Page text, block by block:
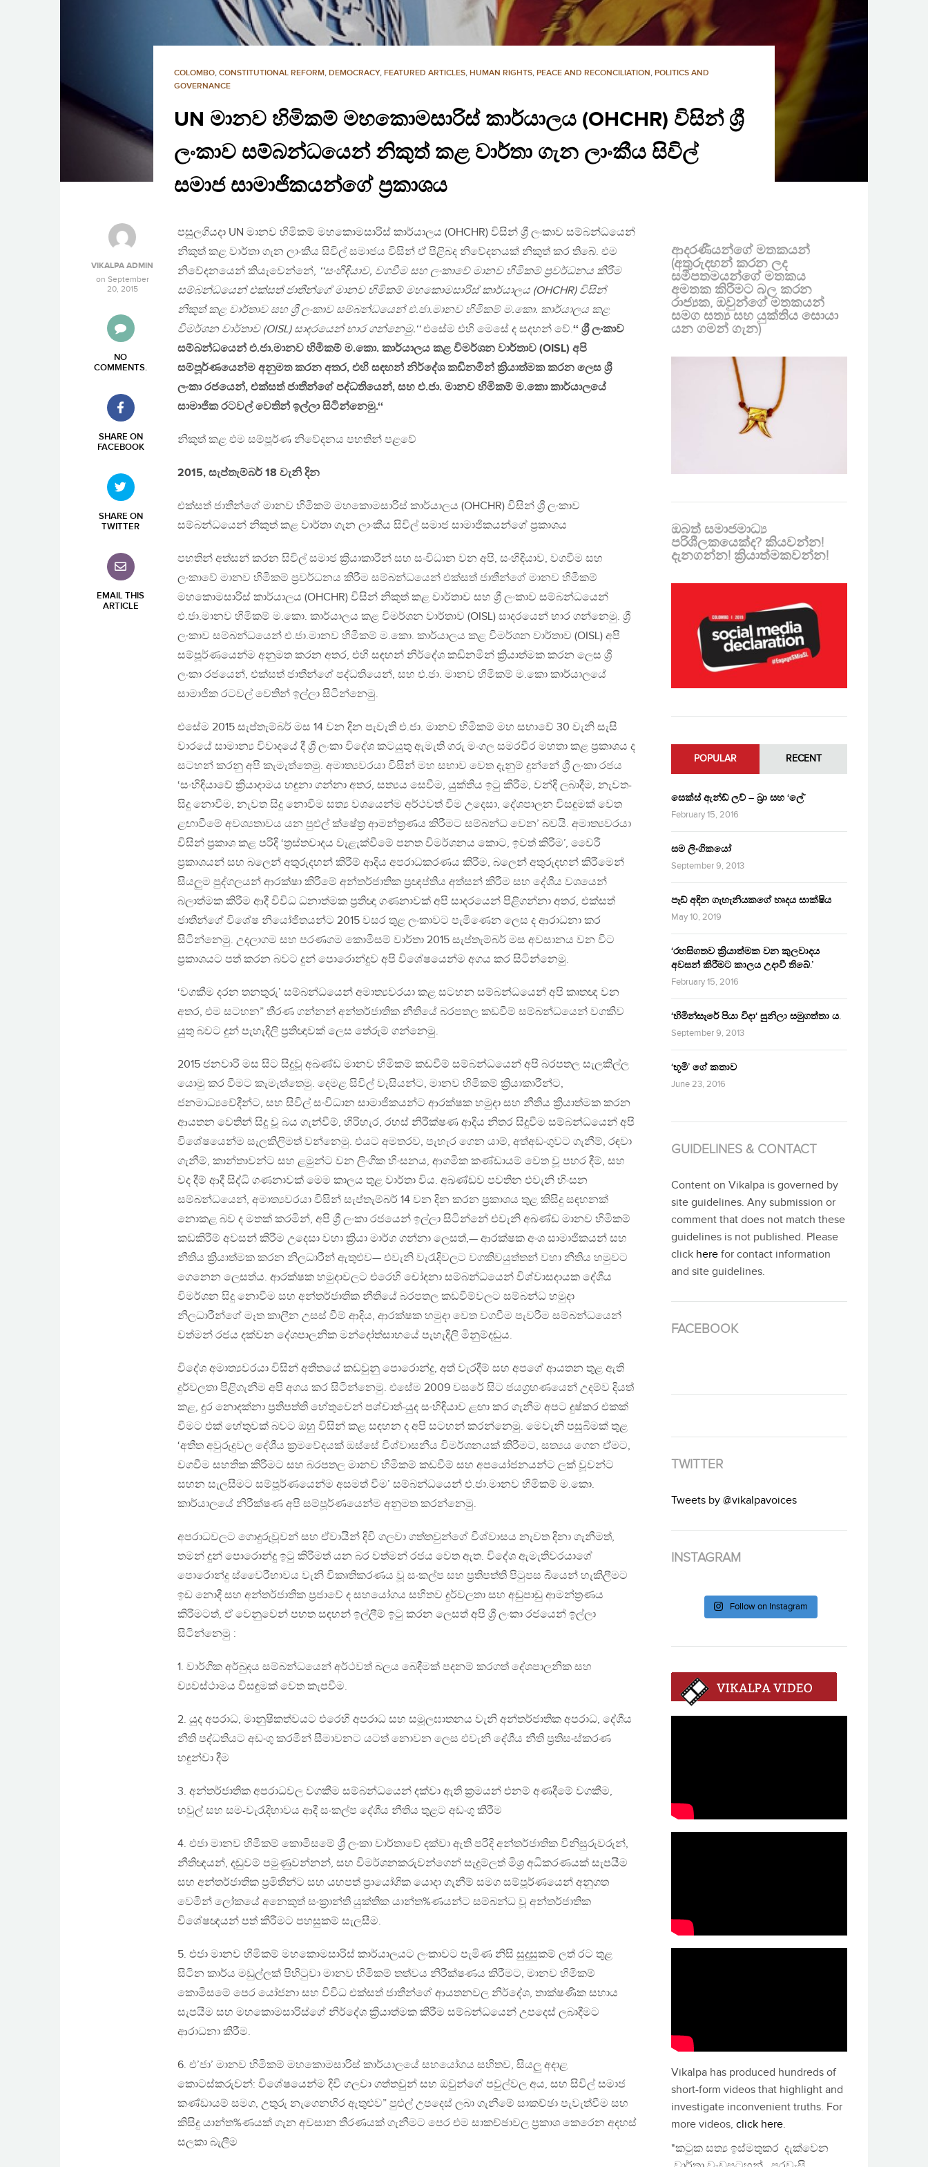
COLOMBO, CONSTITUTIONAL REFORM, DEMOCRACY, FEATURED ARTICLES, HUMAN RIGHTS, PEACE AND RECONCILIATION, POLITICS AND
GOVERNANCE
UN මානව හිමිකම් මහකොමසාරිස් කාර්යාලය (OHCHR) විසින් ශ්‍රී
ලංකාව සම්බන්ධයෙන් නිකුත් කළ වාර්තා ගැන ලාංකීය සිවිල්
සමාජ සාමාජිකයන්ගේ ප්‍රකාශය
VIKALPA ADMIN
on September
20, 2015
NO
COMMENTS.
SHARE ON
FACEBOOK
SHARE ON
TWITTER
EMAIL THIS
ARTICLE
පසුලගියදා UN මානව හිමිකම් මහකොමසාරිස් කාර්යාලය (OHCHR) විසින් ශ්‍රී ලංකාව සම්බන්ධයෙන්
නිකුත් කළ වාර්තා ගැන ලාංකීය සිවිල් සමාජය විසින් ඒ පිළිබද නිවේදනයක් නිකුත් කර තිබේ. එම
නිවේදනයෙන් කියැවෙන්නේ, ‘‘සංහිඳියාව, වගවීම සහ ලංකාවේ මානව හිමිකම් ප්‍රවර්ධනය කිරීම
සම්බන්ධයෙන් එක්සත් ජාතීන්ගේ මානව හිමිකම් මහකොමසාරිස් කාර්යාලය (OHCHR) විසින්
නිකුත් කළ වාර්තාව සහ ශ්‍රී ලංකාව සම්බන්ධයෙන් එ.ජා.මානව හිමිකම් ම.කො. කාර්යාලය කළ
විමර්ශන වාර්තාව (OISL) සාදරයෙන් භාර ගන්නෙමු.‘‘එසේම එහි මෙසේ ද සදහන් වේ.‘‘ ශ්‍රී ලංකාව
සම්බන්ධයෙන් එ.ජා.මානව හිමිකම් ම.කො. කාර්යාලය කළ විමර්ශන වාර්තාව (OISL) අපි
සම්පූර්ණයෙන්ම අනුමත කරන අතර, එහි සඳහන් නිර්දේශ කඩිනමින් ක්‍රියාත්මක කරන ලෙස ශ්‍රී
ලංකා රජයෙන්, එක්සත් ජාතීන්ගේ පද්ධතියෙන්, සහ එ.ජා. මානව හිමිකම් ම.කො කාර්යාලයේ
සාමාජික රටවල් වෙතින් ඉල්ලා සිටින්නෙමු.‘‘
නිකුත් කළ එම සම්පූර්ණ නිවේදනය පහතින් පළවේ
2015, සැප්තැම්බර් 18 වැනි දින
එක්සත් ජාතීන්ගේ මානව හිමිකම් මහකොමසාරිස් කාර්යාලය (OHCHR) විසින් ශ්‍රී ලංකාව
සම්බන්ධයෙන් නිකුත් කළ වාර්තා ගැන ලාංකීය සිවිල් සමාජ සාමාජිකයන්ගේ ප්‍රකාශය
පහතින් අත්සන් කරන සිවිල් සමාජ ක්‍රියාකාරීන් සහ සංවිධාන වන අපි, සංහිඳියාව, වගවීම සහ
ලංකාවේ මානව හිමිකම් ප්‍රවර්ධනය කිරීම සම්බන්ධයෙන් එක්සත් ජාතීන්ගේ මානව හිමිකම්
මහකොමසාරිස් කාර්යාලය (OHCHR) විසින් නිකුත් කළ වාර්තාව සහ ශ්‍රී ලංකාව සම්බන්ධයෙන්
එ.ජා.මානව හිමිකම් ම.කො. කාර්යාලය කළ විමර්ශන වාර්තාව (OISL) සාදරයෙන් භාර ගන්නෙමු. ශ්‍රී
ලංකාව සම්බන්ධයෙන් එ.ජා.මානව හිමිකම් ම.කො. කාර්යාලය කළ විමර්ශන වාර්තාව (OISL) අපි
සම්පූර්ණයෙන්ම අනුමත කරන අතර, එහි සඳහන් නිර්දේශ කඩිනමින් ක්‍රියාත්මක කරන ලෙස ශ්‍රී
ලංකා රජයෙන්, එක්සත් ජාතීන්ගේ පද්ධතියෙන්, සහ එ.ජා. මානව හිමිකම් ම.කො කාර්යාලයේ
සාමාජික රටවල් වෙතින් ඉල්ලා සිටින්නෙමු.
එසේම 2015 සැප්තැම්බර් මස 14 වන දින පැවැති එ.ජා. මානව හිමිකම් මහ සභාවේ 30 වැනි සැසි
වාරයේ සාමාන්‍ය විවාදයේ දී ශ්‍රී ලංකා විදේශ කටයුතු ඇමැති ගරු මංගල සමරවීර මහතා කළ ප්‍රකාශය ද
සටහන් කරනු අපි කැමැත්තෙමු. අමාත්‍යවරයා විසින් මහ සභාව වෙත දැනුම් දුන්නේ ශ්‍රී ලංකා රජය
‘සංහිඳියාවේ ක්‍රියාදාමය හඳුනා ගන්නා අතර, සත්‍යය සෙවීම, යුක්තිය ඉටු කිරීම, වන්දි ලබාදීම, නැවත-
සිදු නොවීම, නැවත සිදු නොවීම සත්‍ය වශයෙන්ම අර්ථවත් වීම උදෙසා, දේශපාලන විසඳුමක් වෙත
ළඟාවීමේ අවශ්‍යතාවය යන පුළුල් ක්ෂේත්‍ර ආමන්ත්‍රණය කිරීමට සම්බන්ධ වෙන’ බවයි. අමාත්‍යවරයා
විසින් ප්‍රකාශ කළ පරිදි ‘ත්‍රස්තවාදය වැළැක්වීමේ පනත විමර්ශනය ‍කොට, ඉවත් කිරීම’, වෛරී
ප්‍රකාශයන් සහ බලෙන් අතුරුදහන් කිරීම් ආදිය අපරාධකරණය කිරීම, බලෙන් අතුරුදහන් කිරීමෙන්
සියලුම පුද්ගලයන් ආරක්ෂා කිරීමේ අන්තර්ජාතික ප්‍රඥප්තිය අත්සන් කිරීම සහ දේශීය වශයෙන්
බලාත්මක කිරීම ආදී විවිධ ධනාත්මක ප්‍රතිඥා ගණනාවක් අපි සාදරයෙන් පිළිගන්නා අතර, එක්සත්
ජාතීන්ගේ විශේෂ නියෝජිතයන්ට 2015 වසර තුළ ලංකාවට පැමිණෙන ලෙස ද ආරාධනා කර
සිටින්නෙමු. උදලාගම සහ පරණගම කොමිසම් වාර්තා 2015 සැප්තැම්බර් මස අවසානය වන විට
ප්‍රකාශයට පත් කරන බවට දුන් පොරොන්දුව අපි විශේෂයෙන්ම අගය කර සිටින්නෙමු.
‘වගකීම දරන තනතුරු’ සම්බන්ධයෙන් අමාත්‍යවරයා කළ සටහන සම්බන්ධයෙන් අපි කෘතඥ වන
අතර, එම සටහන” තීරණ ගන්නන් අන්තර්ජාතික නීතියේ බරපතල කඩවීම් සම්බන්ධයෙන් වගකිව
යුතු බවට දුන් පැහැදිලි ප්‍රතිඥාවක් ලෙස තේරුම් ගන්නෙමු.
2015 ජනවාරි මස සිට සිදුවූ අඛණ්ඩ මානව හිමිකම් කඩවීම් සම්බන්ධයෙන් අපි බරපතල සැලකිල්ල
යොමු කර වීමට කැමැත්තෙමු. දෙමළ සිවිල් වැසියන්ට, මානව හිමිකම් ක්‍රියාකාරීන්ට,
ජනමාධ්‍යවේදීන්ට, සහ සිවිල් සංවිධාන සාමාජිකයන්ට ආරක්ෂක හමුදා සහ නීතිය ක්‍රියාත්මක කරන
ආයතන වෙතින් සිදු වූ බය ගැන්වීම්, හිරිහැර, රහස් නිරීක්ෂණ ආදිය නිතර සිදුවීම සම්බන්ධයෙන් අපි
විශේෂයෙන්ම සැලකිලිමත් වන්නෙමු. එයට අමතරව, පැහැර ගෙන යාම්, අත්අඩංගුවට ගැනීම්, රඳවා
ගැනීම්, කාන්තාවන්ට සහ ළමුන්ට වන ලිංගික හිංසනය, ආගමික කණ්ඩායම් වෙත වූ පහර දීම්, සහ
වද දීම් ආදී සිද්ධි ගණනාවක් මෙම කාලය තුළ වාර්තා විය. අඛණ්ඩව පවතින එවැනි හිංසන
සම්බන්ධයෙන්, අමාත්‍යවරයා විසින් සැප්තැම්බර් 14 වන දින කරන ප්‍රකාශය තුළ කිසිදු සඳහනක්
නොකළ බව ද මතක් කරමින්, අපි ශ්‍රී ලංකා රජයෙන් ඉල්ලා සිටින්නේ එවැනි අඛණ්ඩ මානව හිමිකම්
කඩකිරීම් අවසන් කිරීම උදෙසා වහා ක්‍රියා මාර්ග ගන්නා ලෙසත්,— ආරක්ෂක අංශ සාමාජිකයන් සහ
නීතිය ක්‍රියාත්මක කරන නිලධාරීන් ඇතුළුව— එවැනි වැරැදිවලට වගකිවයුත්තන් වහා නීතිය හමුවට
ගෙනෙන ලෙසත්ය. ආරක්ෂක හමුදාවලට එරෙහි චෝදනා සම්බන්ධයෙන් විශ්වාසදායක දේශීය
විමර්ශන සිදු නොවීම සහ අන්තර්ජාතික නීතියේ බරපතල කඩවීම්වලට සම්බන්ධ හමුදා
නිලධාරීන්ගේ මෑත කාලීන උසස් වීම් ආදිය, ආරක්ෂක හමුදා වෙත වගවීම පැවරීම සම්බන්ධයෙන්
වත්මන් රජය දක්වන දේශපාලනික මන්දෝත්සාහයේ පැහැදිලි මිනුම්දඬුය.
විදේශ අමාත්‍යවරයා විසින් අතීතයේ කඩවුනු පොරොන්දු, අත් වැරදීම් සහ අපගේ ආයතන තුළ ඇති
දුර්වලතා පිළිගැනීම අපි අගය කර සිටින්නෙමු. එසේම 2009 වසරේ සිට ජයග්‍රහණයෙන් උදම්ව දියත්
කළ, දුර නොදක්නා ප්‍රතිපත්ති හේතුවෙන් පශ්චාත්-යුද සංහිඳියාව ළඟා කර ගැනීම අපට දුෂ්කර එකක්
වීමට එක් හේතුවක් බවට ඔහු විසින් කළ සඳහන ද අපි සටහන් කරන්නෙමු. මෙවැනි පසුබිමක් තුළ
‘අතීත අවුරුදුවල දේශීය ක්‍රමවේදයක් ඔස්සේ විශ්වාසනීය විමර්ශනයක් කිරීමට, සත්‍යය ගෙන ඒමට,
වගවීම සහතික කිරීමට සහ බරපතල මානව හිමිකම් කඩවීම් සහ අපයෝජනයන්ට ලක් වූවන්ට
සහන සැලසීමට සම්පූර්ණයෙන්ම අසමත් වීම’ සම්බන්ධයෙන් එ.ජා.මානව හිමිකම් ම.කො.
කාර්යාලයේ නිරීක්ෂණ අපි සම්පූර්ණයෙන්ම අනුමත කරන්නෙමු.
අපරාධවලට ගොදුරුවූවන් සහ ඒවායින් දිවි ගලවා ගත්තවුන්ගේ විශ්වාසය නැවත දිනා ගැනීමත්,
තමන් දුන් පොරොන්දු ඉටු කිරීමත් යන බර වත්මන් රජය වෙත ඇත. විදේශ ඇමැතිවරයාගේ
පොරොන්දු ස්වෛරීභාවය වැනි විකෘතිකරණය වූ සංකල්ප සහ ප්‍රතිපත්ති පිටුපස බියෙන් හැකිලීමට
ඉඩ නොදී සහ අන්තර්ජාතික ප්‍රජාවේ ද සහයෝගය සහිතව දුර්වලතා සහ අඩුපාඩු ආමන්ත්‍රණය
කිරීමටත්, ඒ වෙනුවෙන් පහත සඳහන් ඉල්ලීම් ඉටු කරන ලෙසත් අපි ශ්‍රී ලංකා රජයෙන් ඉල්ලා
සිටින්නෙමු :
1. වාර්ගික අර්බුදය සම්බන්ධයෙන් අර්ථවත් බලය බෙදීමක් පදනම් කරගත් දේශපාලනික සහ
ව්‍යවස්ථාමය විසඳුමක් වෙත කැපවීම.
2. යුද අපරාධ, මානුෂිකත්වයට එරෙහි අපරාධ සහ සමූලඝාතනය වැනි අන්තර්ජාතික අපරාධ, දේශීය
නීති පද්ධතියට අඩංගු කරමින් සීමාවනට යටත් නොවන ලෙස එවැනි දේශීය නීති ප්‍රතිසංස්කරණ
හඳුන්වා දීම
3. අන්තර්ජාතික අපරාධවල වගකීම සම්බන්ධයෙන් දක්වා ඇති ක්‍රමයන් එනම් අණදීමේ වගකීම,
හවුල් සහ සම-වැරැදිභාවය ආදී සංකල්ප දේශීය නීතිය තුළට අඩංගු කිරීම
4. එජා මානව හිමිකම් කොමිසමේ ශ්‍රී ලංකා වාර්තාවේ දක්වා ඇති පරිදි අන්තර්ජාතික විනිසුරුවරුන්,
නීතිඥයන්, දඬුවම් පමුණුවන්නන්, සහ විමර්ශනකරුවන්ගෙන් සැදුම්ලත් මිශ්‍ර අධිකරණයක් සැපයීම
සහ අන්තර්ජාතික ප්‍රමිතීන්ට සහ යහපත් ප්‍රායෝගික යොදා ගැනීම් සමග සම්පූර්ණයෙන් අනුගත
වෙමින් ලෝකයේ අනෙකුත් සංක්‍රාන්ති යුක්තික යාන්ත%ණයන්ට සම්බන්ධ වූ අන්තර්ජාතික
විශේෂඥයන් පත් කිරීමට පහසුකම් සැලසීම.
5. එජා මානව හිමිකම් මහකොමසාරිස් කාර්යාලයට ලංකාවට පැමිණ නිසි සුදුසුකම් ලත් රට තුළ
සිටින කාර්ය මඩුල්ලක් පිහිටුවා මානව හිමිකම් තත්වය නිරීක්ෂණය කිරීමට, මානව හිමිකම්
කොමිසමේ පෙර යෝජනා සහ විවිධ එක්සත් ජාතීන්ගේ ආයතනවල නිර්දේශ, තාක්ෂණික සහාය
සැපයීම සහ මහකොමසාරිස්ගේ නිර්දේශ ක්‍රියාත්මක කිරීම සම්බන්ධයෙන් උපදෙස් ලබාදීමට
ආරාධනා කිරීම.
6. එ’ජා’ මානව හිමිකම් මහකොමසාරිස් කාර්යාලයේ සහයෝගය සහිතව, සියලු අදාළ
කොටස්කරුවන්: විශේෂයෙන්ම දිවි ගලවා ගත්තවුන් සහ ඔවුන්ගේ පවුල්වල අය, සහ සිවිල් සමාජ
කණ්ඩායම් සමග, උතුරු නැගෙනහිර ඇතුළුව” පුළුල් උපදෙස් ලබා ගැනීමේ සාකච්ඡා පැවැත්වීම සහ
කිසිදු යාන්ත%ණයක් ගැන අවසාන තීරණයක් ගැනීමට පෙර එම සාකච්ඡාවල ප්‍රකාශ කෙරෙන අදහස්
සලකා බැලීම
ආදරණීයන්ගේ මතකයන්
(අතුරුදහන් කරන ලද
සමීපතමයන්ගේ මතකය
අමතක කිරීමට බල කරන
රාජ්‍යක, ඔවුන්ගේ මතකයන්
සමග සත්‍ය සහ යුක්තිය සොයා
යන ගමන් ගැන)
ඔබත් සමාජමාධ්‍ය
පරිශීලකයෙක්ද? කියවන්න!
දැනගන්න! ක්‍රියාත්මකවන්න!
POPULAR RECENT
සෙක්ස් ඇන්ඩ් ලව් – බ්‍රා සහ ‘ලේ’
February 15, 2016
සම ලිංගිකයෝ
September 9, 2013
පෑඩ් අඳින ගැහැනියකගේ හෘදය සාක්ෂිය
May 10, 2019
‘රහසිගතව ක්‍රියාත්මක වන කුලවාදය
අවසන් කිරීමට කාලය උදාවී තිබේ.’
February 15, 2016
‘හිමින්සැරේ පියා විදා‘ සුනිලා සමුගත්තා ය.
September 9, 2013
‘භූමි’ ගේ කතාව
June 23, 2016
GUIDELINES & CONTACT
Content on Vikalpa is governed by
site guidelines. Any submission or
comment that does not match these
guidelines is not published. Please
click here for contact information
and site guidelines.
FACEBOOK
TWITTER
Tweets by @vikalpavoices
INSTAGRAM
Follow on Instagram
Vikalpa has produced hundreds of
short-form videos that highlight and
investigate inconvenient truths. For
more videos, click here.
"කටුක සත්‍ය ඉස්මතුකර දැක්වෙන